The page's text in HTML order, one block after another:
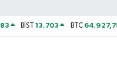
BİST13.703 BTC